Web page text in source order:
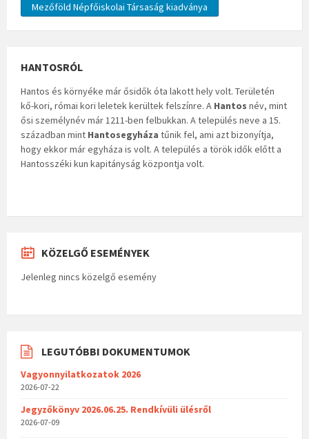
Mezőföld Népfőiskolai Társaság kiadványa
HANTOSRÓL
Hantos és környéke már ősidők óta lakott hely volt. Területén
kő-kori, római kori leletek kerültek felszínre. A Hantos név, mint
ősi személynév már 1211-ben felbukkan. A település neve a 15.
században mint Hantosegyháza tűnik fel, ami azt bizonyítja,
hogy ekkor már egyháza is volt. A település a török idők előtt a
Hantosszéki kun kapitányság központja volt.
KÖZELGŐ ESEMÉNYEK
Jelenleg nincs közelgő esemény
LEGUTÓBBI DOKUMENTUMOK
Vagyonnyilatkozatok 2026
2026-07-22
Jegyzőkönyv 2026.06.25. Rendkívüli ülésről
2026-07-09